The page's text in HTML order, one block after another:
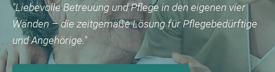
"Liebevolle Betreuung und Pflege in den eigenen vier
Wänden – die zeitgemäße Lösung für Pflegebedürftige
und Angehörige."